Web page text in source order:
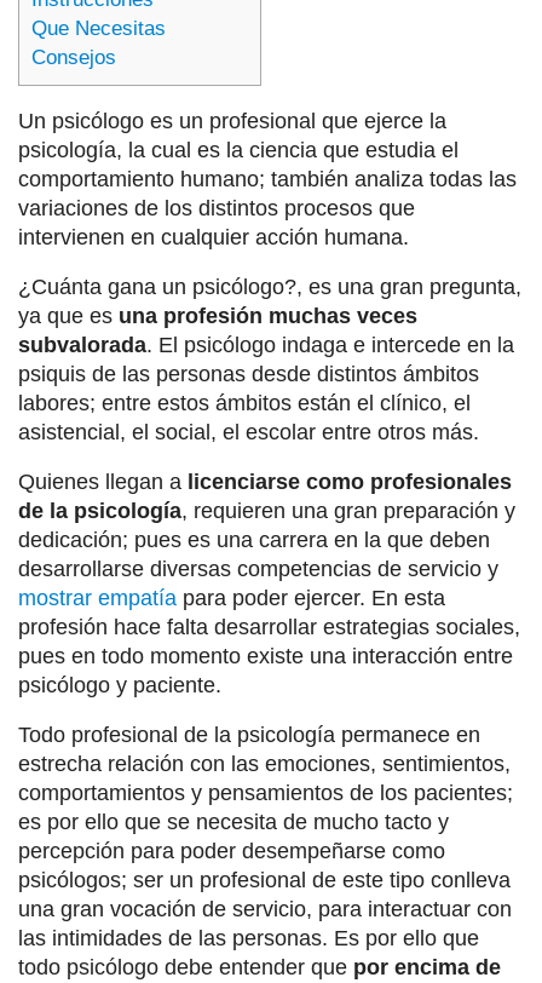
Que Necesitas
Consejos
Un psicólogo es un profesional que ejerce la
psicología, la cual es la ciencia que estudia el
comportamiento humano; también analiza todas las
variaciones de los distintos procesos que
intervienen en cualquier acción humana.
¿Cuánta gana un psicólogo?, es una gran pregunta,
ya que es una profesión muchas veces
subvalorada. El psicólogo indaga e intercede en la
psiquis de las personas desde distintos ámbitos
labores; entre estos ámbitos están el clínico, el
asistencial, el social, el escolar entre otros más.
Quienes llegan a licenciarse como profesionales
de la psicología, requieren una gran preparación y
dedicación; pues es una carrera en la que deben
desarrollarse diversas competencias de servicio y
mostrar empatía para poder ejercer. En esta
profesión hace falta desarrollar estrategias sociales,
pues en todo momento existe una interacción entre
psicólogo y paciente.
Todo profesional de la psicología permanece en
estrecha relación con las emociones, sentimientos,
comportamientos y pensamientos de los pacientes;
es por ello que se necesita de mucho tacto y
percepción para poder desempeñarse como
psicólogos; ser un profesional de este tipo conlleva
una gran vocación de servicio, para interactuar con
las intimidades de las personas. Es por ello que
todo psicólogo debe entender que por encima de